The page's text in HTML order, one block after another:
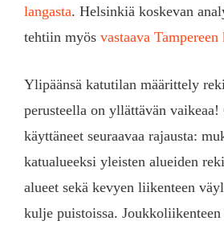
langasta. Helsinkiä koskevan
tehtiin myös vastaava
Ylipäänsä katutilan määrittely
perusteella on yllättävän vaikeaa!
käyttäneet seuraavaa rajausta:
katualueeksi yleisten alueiden
alueet sekä kevyen liikenteen
kulje puistoissa. Joukkoliikenteen